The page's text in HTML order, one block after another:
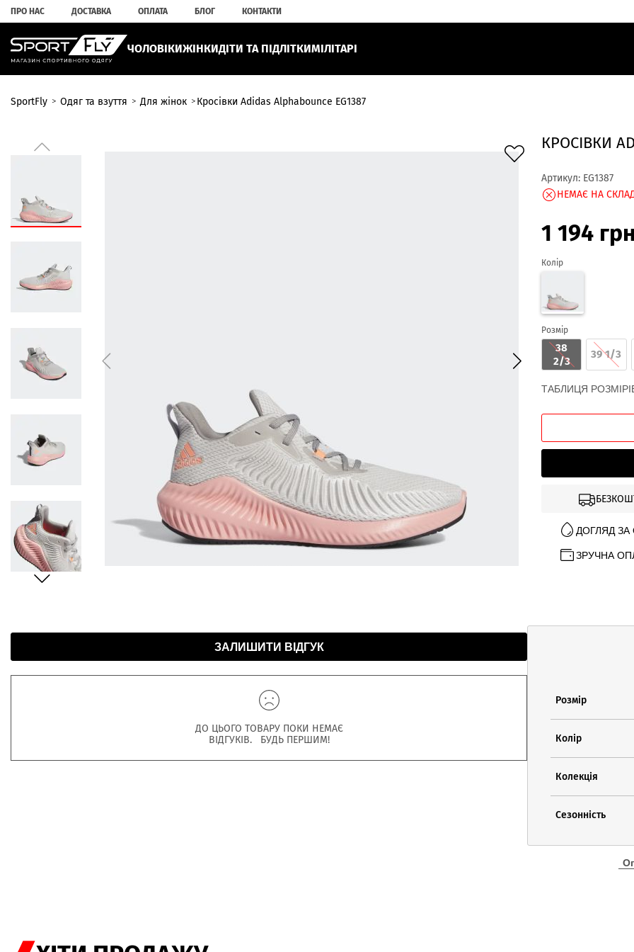
ПРО НАС ДОСТАВКА ОПЛАТА БЛОГ КОНТАКТИ
ЧОЛОВІКИЖІНКИДІТИ ТА ПІДЛІТКИМІЛІТАРІ
SportFly Одяг та взуття Для жінок Кросiвки Adidas Alphabounce EG1387
КРОСIВКИ
Артикул: EG1387
НЕМАЄ НА
1 194
Колір
Розмір
38
2/3
39 1/3
ТАБЛИЦЯ
ДОГЛЯД
ЗРУЧНА
ЗАЛИШИТИ ВІДГУК
ДО ЦЬОГО ТОВАРУ ПОКИ НЕМАЄ
ВІДГУКІВ. БУДЬ ПЕРШИМ!
Розмір
Колір
Колекція
Сезонність